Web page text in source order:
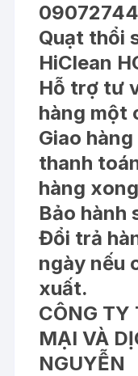
Quạt thổi
HiClean
Hỗ trợ tư
hàng một
Giao hàng
thanh
hàng
Bảo hành
Đổi trả
ngày nếu
xuất.
CÔNG TY
MẠI VÀ
NGUYỄN